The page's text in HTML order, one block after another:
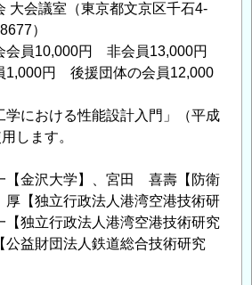
会議室（東京都文京区千石4-
）
会員10,000円 非会員13,000円
1,000円 後援団体の会員12,000
学における性能設計入門」（平成
します。
金沢大学】、宮田 喜壽【防衛
【独立行政法人港湾空港技術研
独立行政法人港湾空港技術研究
益財団法人鉄道総合技術研究